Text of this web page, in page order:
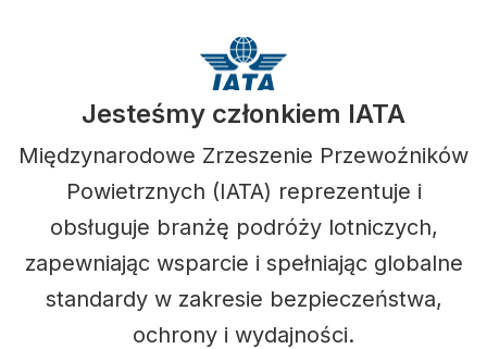
Jesteśmy członkiem IATA
Międzynarodowe Zrzeszenie Przewoźników
Powietrznych (IATA) reprezentuje i
obsługuje branżę podróży lotniczych,
zapewniając wsparcie i spełniając globalne
standardy w zakresie bezpieczeństwa,
ochrony i wydajności.